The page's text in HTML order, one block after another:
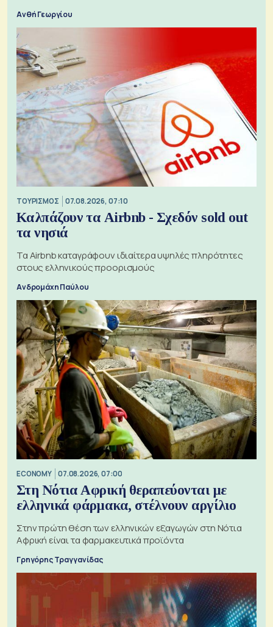
Ανθή Γεωργίου
ΤΟΥΡΙΣΜΟΣ 07.08.2026, 07:10
Καλπάζουν τα Airbnb - Σχεδόν sold out
τα νησιά
Τα Airbnb καταγράφουν ιδιαίτερα υψηλές πληρότητες
στους ελληνικούς προορισμούς
Ανδρομάχη Παύλου
ECONOMY 07.08.2026, 07:00
Στη Νότια Αφρική θεραπεύονται με
ελληνικά φάρμακα, στέλνουν αργίλιο
Στην πρώτη θέση των ελληνικών εξαγωγών στη Νότια
Αφρική είναι τα φαρμακευτικά προϊόντα
Γρηγόρης Τραγγανίδας